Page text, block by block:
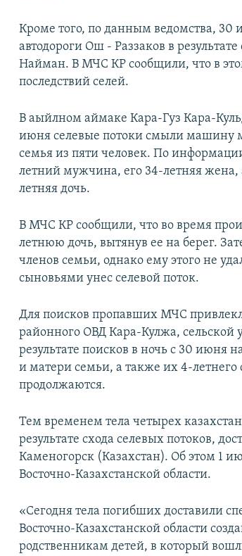
Кроме того, по данным ведомства, 30
автодороги Ош - Раззаков в
Найман. В МЧС КР сообщили, что в
последствий селей.
В аыйлном аймаке Кара-Гуз Кара-
июня селевые потоки смыли машину
семья из пяти человек. По
летний мужчина, его 34-летняя жена,
летняя дочь.
В МЧС КР сообщили, что во время
летнюю дочь, вытянув ее на берег.
членов семьи, однако ему этого не
сыновьями унес селевой поток.
Для поисков пропавших МЧС
районного ОВД Кара-Кулжа,
результате поисков в ночь с 30 июня
и матери семьи, а также их 4-
продолжаются.
Тем временем тела четырех
результате схода селевых потоков,
Каменогорск (Казахстан). Об этом 1
Восточно-Казахстанской области.
«Сегодня тела погибших доставили
Восточно-Казахстанской области
родственникам детей, в который